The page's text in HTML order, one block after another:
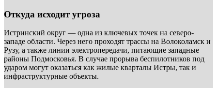
Откуда исходит угроза
Истринский округ — одна из ключевых точек на северо-
западе области. Через него проходят трассы на Волоколамск и
Рузу, а также линии электропередачи, питающие западные
районы Подмосковья. В случае прорыва беспилотников под
ударом могут оказаться как жилые кварталы Истры, так и
инфраструктурные объекты.